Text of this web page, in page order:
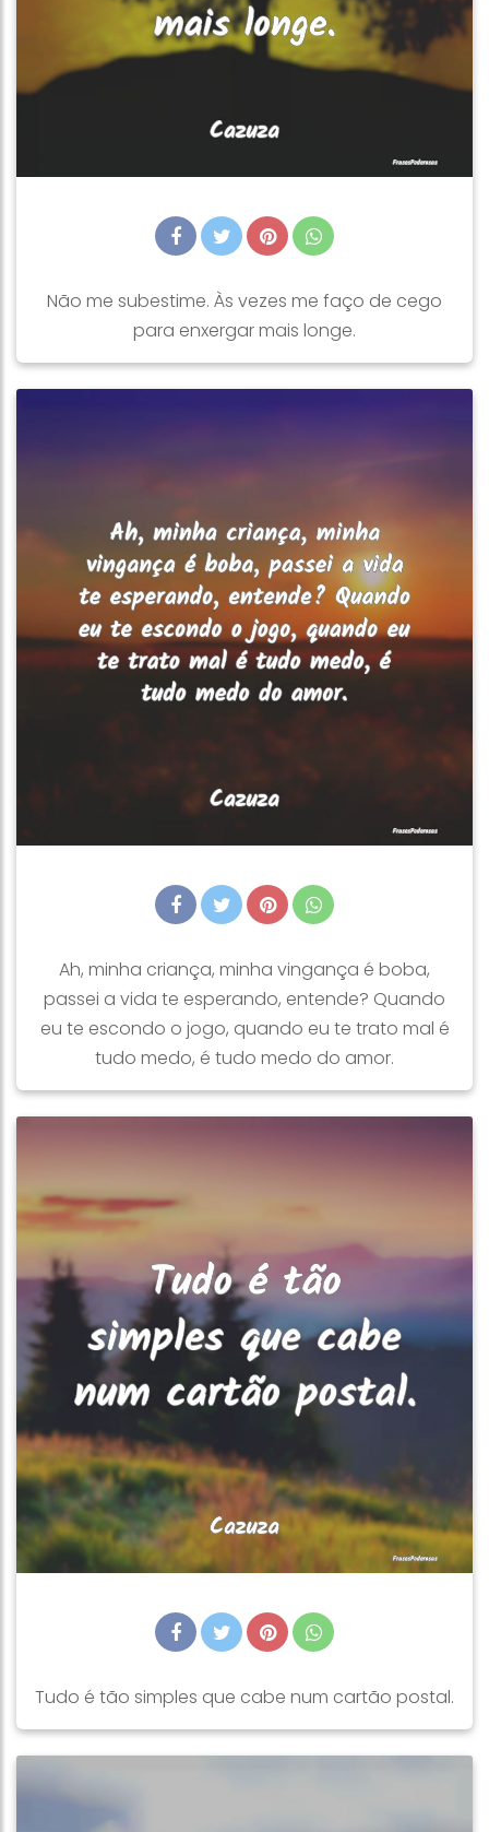
Não me subestime. Às vezes me faço de cego
para enxergar mais longe.
Ah, minha criança, minha vingança é boba,
passei a vida te esperando, entende? Quando
eu te escondo o jogo, quando eu te trato mal é
tudo medo, é tudo medo do amor.
Tudo é tão simples que cabe num cartão postal.